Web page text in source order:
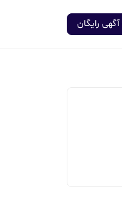
رایگان